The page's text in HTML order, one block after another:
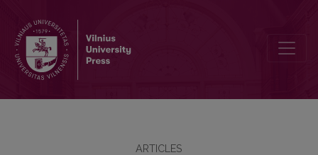
ARTICLES